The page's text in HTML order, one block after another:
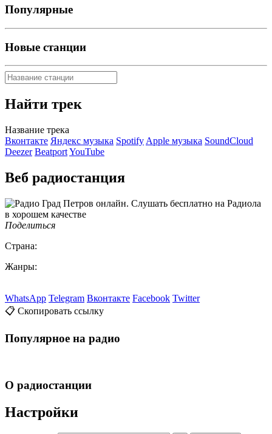
Популярные
Новые станции
Найти трек
Название трека
Вконтакте Яндекс музыка Spotify Apple музыка SoundCloud
Deezer BeatportYouTube
Веб радиостанция
Поделиться
Страна:
Жанры:
WhatsApp Telegram Вконтакте Facebook Twitter
📋 Скопировать ссылку
Популярное на радио
О радиостанции
Настройки